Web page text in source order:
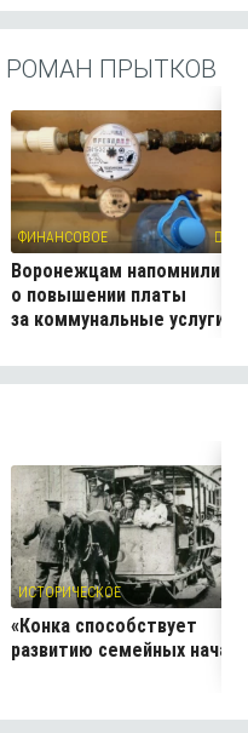
РОМАН ПРЫТКОВ
ФИНАНСОВОЕ
Воронежцам напомнили
о повышении платы
за коммунальные услуги
ИСТОРИЧЕСКОЕ
«Конка способствует
развитию семейных начал»